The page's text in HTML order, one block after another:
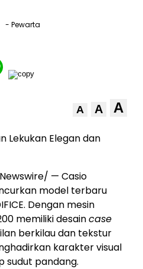
- Pewarta
A A A
Lekukan Elegan dan
— Casio
model terbaru
Dengan mesin
memiliki desaincase
berkilau dan tekstur
karakter visual
sudut pandang.